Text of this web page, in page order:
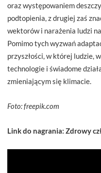
oraz występowaniem
podtopienia, z drugiej zaś
wektorów i narażenia ludzi
Pomimo tych wyzwań
przyszłości, w której ludzie,
technologie i świadome
zmieniającym się klimacie.
Foto: freepik.com
Link do nagrania: Zdrowy